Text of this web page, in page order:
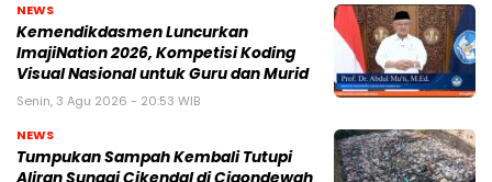
NEWS
Kemendikdasmen Luncurkan
ImajiNation 2026, Kompetisi Koding
Visual Nasional untuk Guru dan Murid
Senin, 3 Agu 2026 - 20:53 WIB
NEWS
Tumpukan Sampah Kembali Tutupi